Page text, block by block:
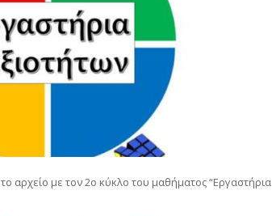
το αρχείο με τον 2ο κύκλο του μαθήματος “Εργαστήρια